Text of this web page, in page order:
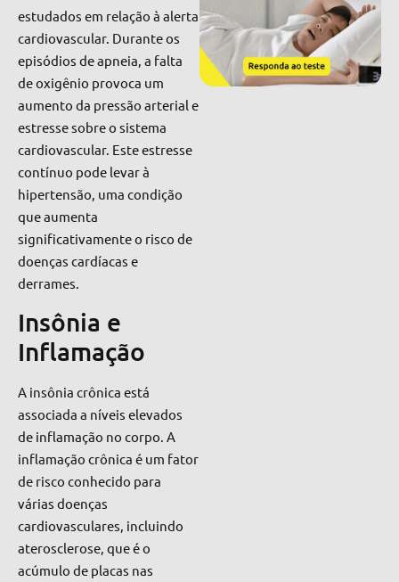
estudados em relação à alerta
cardiovascular. Durante os
episódios de apneia, a falta
de oxigênio provoca um
aumento da pressão arterial e
estresse sobre o sistema
cardiovascular. Este estresse
contínuo pode levar à
hipertensão, uma condição
que aumenta
significativamente o risco de
doenças cardíacas e
derrames.
Insônia e
Inflamação
A insônia crônica está
associada a níveis elevados
de inflamação no corpo. A
inflamação crônica é um fator
de risco conhecido para
várias doenças
cardiovasculares, incluindo
aterosclerose, que é o
acúmulo de placas nas